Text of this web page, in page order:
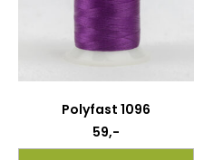
Polyfast 1096
59,-